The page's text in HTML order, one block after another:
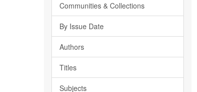
Communities & Collections
By Issue Date
Authors
Titles
Subjects